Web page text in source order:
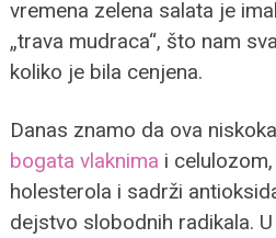
vremena zelena salata je
„trava mudraca“, što nam
koliko je bila cenjena.
Danas znamo da ova
bogata vlaknima i
holesterola i sadrži
dejstvo slobodnih radikala.